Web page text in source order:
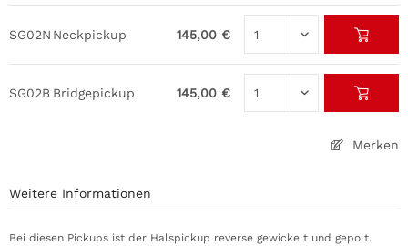
Merken
SG02N Neckpickup 145,00 €
SG02B Bridgepickup 145,00 €
Weitere Informationen
Bei diesen Pickups ist der Halspickup reverse gewickelt und gepolt.